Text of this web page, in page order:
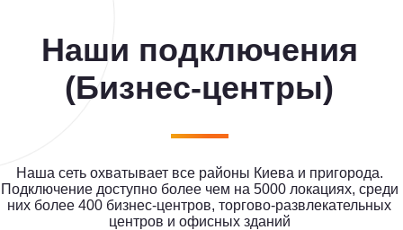
Наши подключения
(Бизнес-центры)
Наша сеть охватывает все районы Киева и пригорода.
Подключение доступно более чем на 5000 локациях, среди
них более 400 бизнес-центров, торгово-развлекательных
центров и офисных зданий